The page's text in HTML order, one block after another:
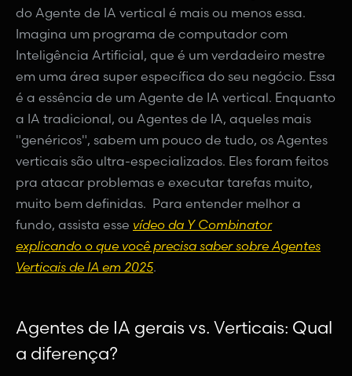
do Agente de IA vertical é mais ou menos essa.
Imagina um programa de computador com
Inteligência Artificial, que é um verdadeiro mestre
em uma área super específica do seu negócio. Essa
é a essência de um Agente de IA vertical. Enquanto
a IA tradicional, ou Agentes de IA, aqueles mais
"genéricos", sabem um pouco de tudo, os Agentes
verticais são ultra-especializados. Eles foram feitos
pra atacar problemas e executar tarefas muito,
muito bem definidas. Para entender melhor a
fundo, assista esse vídeo da Y Combinator
explicando o que você precisa saber sobre Agentes
Verticais de IA em 2025.
Agentes de IA gerais vs. Verticais: Qual
a diferença?